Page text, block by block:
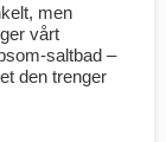
men
vårt
saltbad –
den trenger